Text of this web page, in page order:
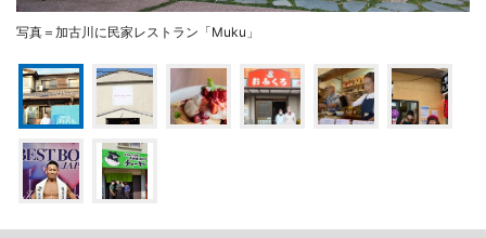
写真＝加古川に民家レストラン「Muku」